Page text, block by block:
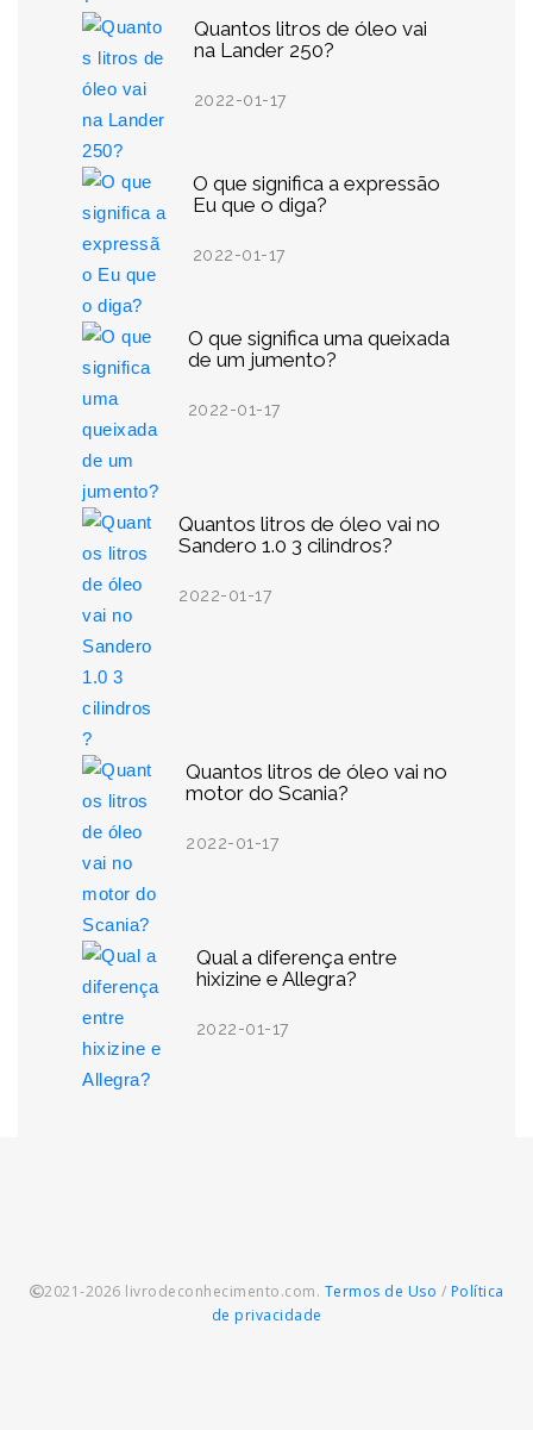
Quantos litros de óleo vai
na Lander 250?
2022-01-17
O que significa a expressão
Eu que o diga?
2022-01-17
O que significa uma queixada
de um jumento?
2022-01-17
Quantos litros de óleo vai no
Sandero 1.0 3 cilindros?
2022-01-17
Quantos litros de óleo vai no
motor do Scania?
2022-01-17
Qual a diferença entre
hixizine e Allegra?
2022-01-17
2021-2026 livrodeconhecimento.com. Termos de Uso / Política
de privacidade